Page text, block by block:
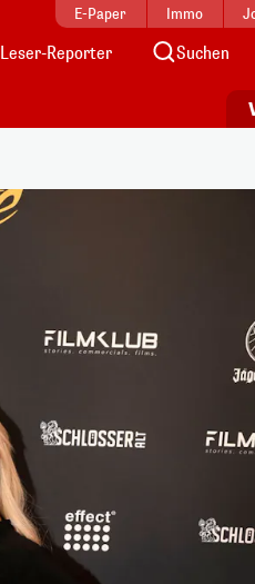
E-Paper Immo
Leser-Reporter Suchen